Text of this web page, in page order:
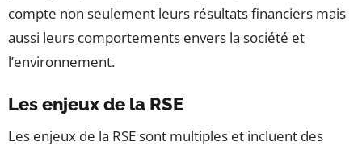
compte non seulement leurs résultats financiers mais
aussi leurs comportements envers la société et
l’environnement.
Les enjeux de la RSE
Les enjeux de la RSE sont multiples et incluent des